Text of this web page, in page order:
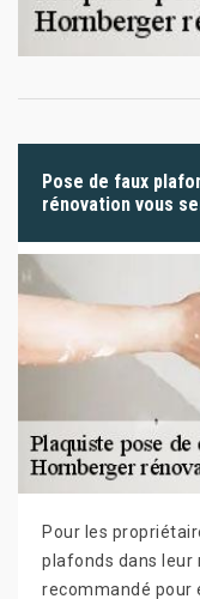
Pose de faux
rénovation vous
Pour les
plafonds dans leur
recommandé pour